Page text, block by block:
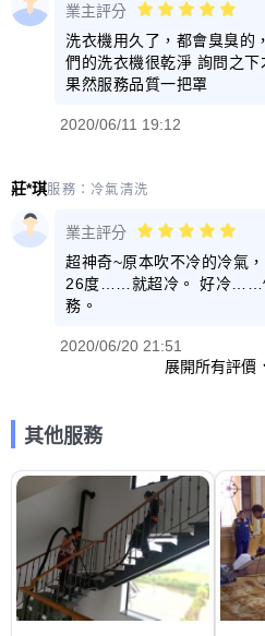
業主評分
洗衣機用久了，都會臭臭的
們的洗衣機很乾淨 詢問之
果然服務品質一把罩
2020/06/11 19:12
莊*琪服務： 冷氣清洗
業主評分
超神奇~原本吹不冷的冷氣
26度……就超冷。 好冷
務。
2020/06/20 21:51
展開所有評價
其他服務